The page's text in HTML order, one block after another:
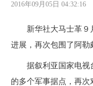
2016年09月05日 04:32:16
新华社大马士革９月
进展，再次包围了阿勒
据叙利亚国家电视台
的多个军事据点，再次